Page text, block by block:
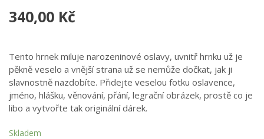
340,00 Kč
Tento hrnek miluje narozeninové oslavy, uvnitř hrnku už je
pěkně veselo a vnější strana už se nemůže dočkat, jak ji
slavnostně nazdobíte. Přidejte veselou fotku oslavence,
jméno, hlášku, věnování, přání, legrační obrázek, prostě co je
libo a vytvořte tak originální dárek.
Skladem